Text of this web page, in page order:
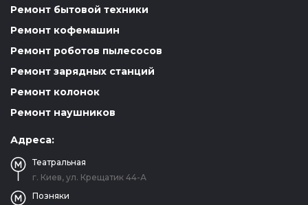
Ремонт бытовой техники
Ремонт кофемашин
Ремонт роботов пылесосов
Ремонт зарядных станций
Ремонт колонок
Ремонт наушников
Адреса:
Театральная
г. Киев, ул. Крещатик 44-А
Позняки